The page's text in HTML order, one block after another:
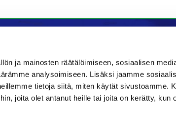
ja mainosten räätälöimiseen, sosiaalisen
analysoimiseen. Lisäksi jaamme
tietoja siitä, miten käytät sivustoamme.
joita olet antanut heille tai joita on kerätty, kun
Majoitus
Kraatteri Resort
Nykäläntie 177